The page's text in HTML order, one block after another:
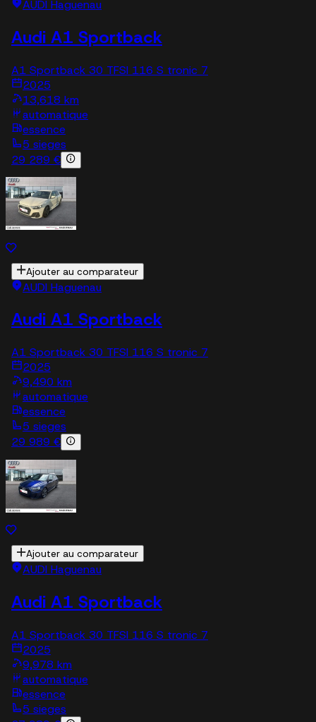
AUDI Haguenau
Audi A1 Sportback
A1 Sportback 30 TFSI 116 S tronic 7
2025
13,618 km
automatique
essence
5 sieges
29 289 €
Ajouter au comparateur
AUDI Haguenau
Audi A1 Sportback
A1 Sportback 30 TFSI 116 S tronic 7
2025
9,490 km
automatique
essence
5 sieges
29 989 €
Ajouter au comparateur
AUDI Haguenau
Audi A1 Sportback
A1 Sportback 30 TFSI 116 S tronic 7
2025
9,978 km
automatique
essence
5 sieges